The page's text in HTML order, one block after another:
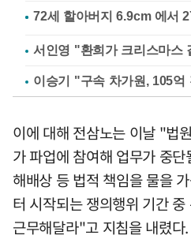
서인영 "환희가 크리스마스
이승기 "구속 차가원, 105억
이에 대해 전삼노는 이날 "법
가 파업에 참여해 업무가 중
해배상 등 법적 책임을 물을
터 시작되는 쟁의행위 기간
근무해달라"고 지침을 내렸다.